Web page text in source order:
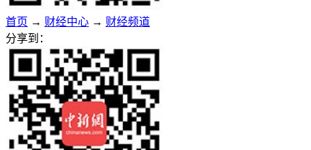
首页 → 财经中心 → 财经频道
分享到：